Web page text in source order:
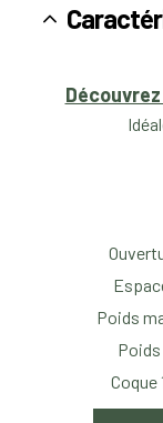
Poids
Coque